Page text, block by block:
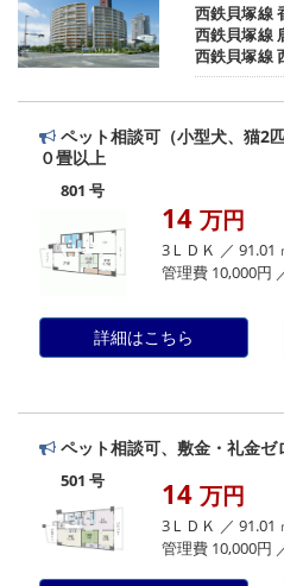
西鉄貝塚線
西鉄貝塚線
西鉄貝塚線
ペット相談可（小型犬、猫2
０畳以上
801 号
14 万円
3ＬＤＫ ／ 91.01
管理費 10,000円
詳細はこちら
ペット相談可、敷金・礼金
501 号 14 万円
3ＬＤＫ ／ 91.01
管理費 10,000円